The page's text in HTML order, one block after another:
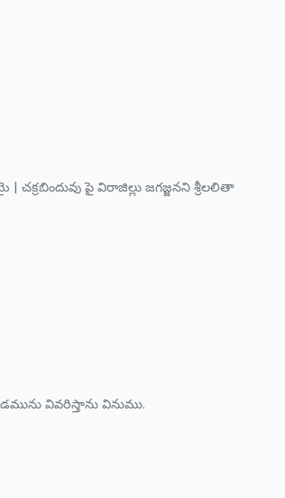
పై విరాజిల్లు జగజ్జనని శ్రీలలితా
వివరిస్తాను వినుము.